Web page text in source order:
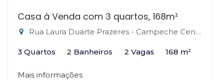
Casa à Venda com 3 quartos, 168m²
Rua Laura Duarte Prazeres - Campeche Central, Florianópolis-SC
3 Quartos 2 Banheiros 2 Vagas 168 m²
Mais informações